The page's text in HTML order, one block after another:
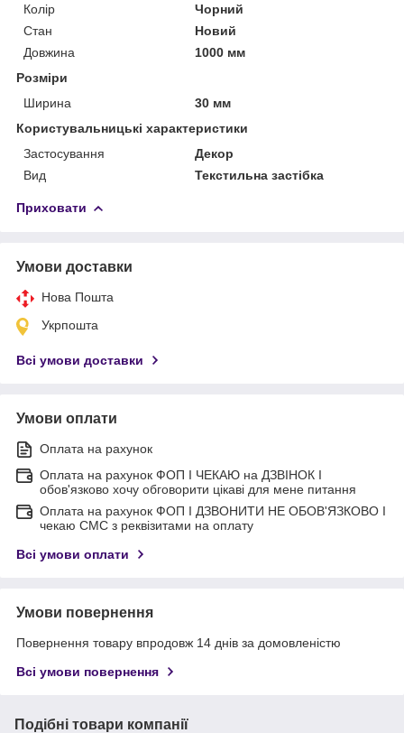
Колір
Чорний
Стан
Новий
Довжина
1000 мм
Розміри
Ширина
30 мм
Користувальницькі характеристики
Застосування
Декор
Вид
Текстильна застібка
Приховати
Умови доставки
Нова Пошта
Укрпошта
Всі умови доставки
Умови оплати
Оплата на рахунок
Оплата на рахунок ФОП I ЧЕКАЮ на ДЗВІНОК I
обов'язково хочу обговорити цікаві для мене питання
Оплата на рахунок ФОП I ДЗВОНИТИ НЕ ОБОВ'ЯЗКОВО I
чекаю СМС з реквізитами на оплату
Всі умови оплати
Умови повернення
Повернення товару впродовж 14 днів за домовленістю
Всі умови повернення
Подібні товари компанії